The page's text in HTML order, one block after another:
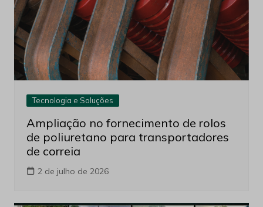
Tecnologia e Soluções
Ampliação no fornecimento de rolos
de poliuretano para transportadores
de correia
2 de julho de 2026